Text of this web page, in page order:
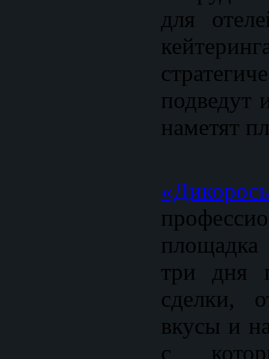
для
подведут
наметят
три дня
сделки,
вкусы и
с